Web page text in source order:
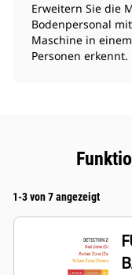
Erweitern Sie die
Bodenpersonal
Maschine in
Personen erkennt.
1-3 von 7 angezeigt